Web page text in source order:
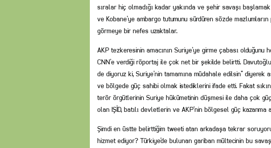
sıralar hiç olmadığı kadar yakında ve şehir savaşı
ve Kobane’ye ambargo tutumunu sürdüren sözde
görmeye bir nefes uzaktalar.
AKP tezkeresinin amacının Suriye’ye girme çabası
CNN’e verdiği röportaj ile çok net bir şekilde belirtti.
de diyoruz ki, Suriye’nin tamamına müdahale edilsin” diyerek
ve bölgede güç sahibi olmak istediklerini ifade etti. Fakat
terör örgütlerinin Suriye hükümetinin düşmesi ile daha çok
olan IŞİD, batılı devletlerin ve AKP’nin bölgesel güç
Şimdi en üstte belirttiğim tweeti atan arkadaşa tekrar
hizmet ediyor? Türkiye’de bulunan gariban mültecinin bu